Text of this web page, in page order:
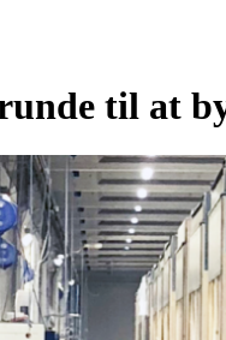
til at